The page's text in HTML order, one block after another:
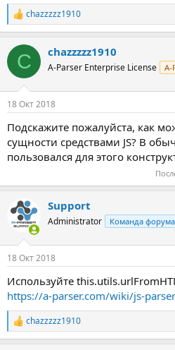
Р
е
к
и
chazzzzz1910
C chazzzzz1910
A-Parser Enterprise License A-
18 Окт 2018
Подскажите пожалуйста, как
сущности средствами JS? В
пользовался для этого
Support
Administrator Команда форума
18 Окт 2018
Используйте
https://a-parser.com/wiki/js-
Р
е
chazzzzz1910